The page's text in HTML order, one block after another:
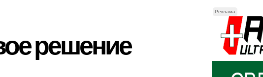
Реклама
решение